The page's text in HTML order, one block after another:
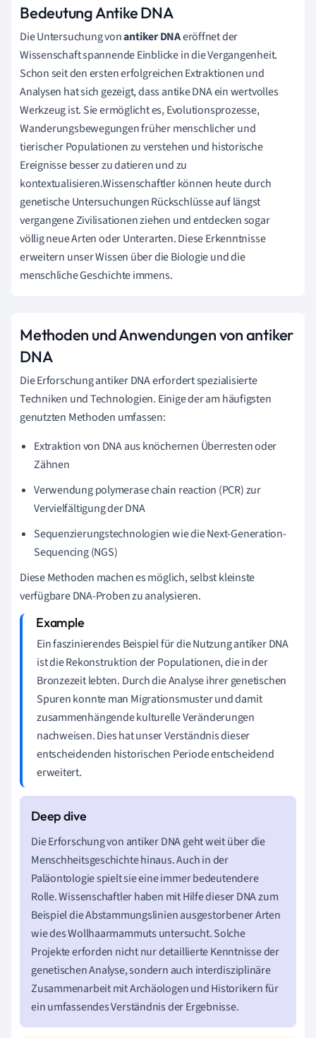
Bedeutung Antike DNA
Die Untersuchung vonantiker DNAeröffnet der
Wissenschaft spannende Einblicke in die Vergangenheit.
Schon seit den ersten erfolgreichen Extraktionen und
Analysen hat sich gezeigt, dass antike DNA ein wertvolles
Werkzeug ist. Sie ermöglicht es, Evolutionsprozesse,
Wanderungsbewegungen früher menschlicher und
tierischer Populationen zu verstehen und historische
Ereignisse besser zu datieren und zu
kontextualisieren.Wissenschaftler können heute durch
genetische Untersuchungen Rückschlüsse auf längst
vergangene Zivilisationen ziehen und entdecken sogar
völlig neue Arten oder Unterarten. Diese Erkenntnisse
erweitern unser Wissen über die Biologie und die
menschliche Geschichte immens.
Methoden und Anwendungen von antiker
DNA
Die Erforschung antiker DNA erfordert spezialisierte
Techniken und Technologien. Einige der am häufigsten
genutzten Methoden umfassen:
Extraktion von DNA aus knöchernen Überresten oder
Zähnen
Verwendung polymerase chain reaction (PCR) zur
Vervielfältigung der DNA
Sequenzierungstechnologien wie die Next-Generation-
Sequencing (NGS)
Diese Methoden machen es möglich, selbst kleinste
verfügbare DNA-Proben zu analysieren.
Ein faszinierendes Beispiel für die Nutzung antiker DNA
ist die Rekonstruktion der Populationen, die in der
Bronzezeit lebten. Durch die Analyse ihrer genetischen
Spuren konnte man Migrationsmuster und damit
zusammenhängende kulturelle Veränderungen
nachweisen. Dies hat unser Verständnis dieser
entscheidenden historischen Periode entscheidend
erweitert.
Die Erforschung von antiker DNA geht weit über die
Menschheitsgeschichte hinaus. Auch in der
Paläontologie spielt sie eine immer bedeutendere
Rolle. Wissenschaftler haben mit Hilfe dieser DNA zum
Beispiel die Abstammungslinien ausgestorbener Arten
wie des Wollhaarmammuts untersucht. Solche
Projekte erforden nicht nur detaillierte Kenntnisse der
genetischen Analyse, sondern auch interdisziplinäre
Zusammenarbeit mit Archäologen und Historikern für
ein umfassendes Verständnis der Ergebnisse.